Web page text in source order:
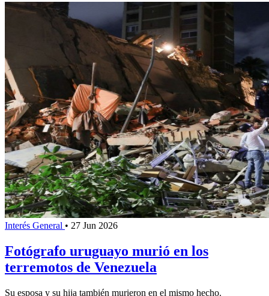
Interés General • 27 Jun 2026
Fotógrafo uruguayo murió en los
terremotos de Venezuela
Su esposa y su hija también murieron en el mismo hecho.